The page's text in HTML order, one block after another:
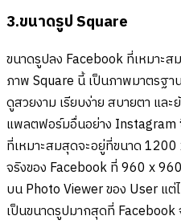
3.ขนาดรูป Square
ขนาดรูปลง Facebook ที่เหมาะ
ภาพ Square นี้ เป็นภาพมาตรฐ
ดูสวยงาม เรียบง่าย สบายตา แล
แพลตฟอร์มอื่นอย่าง Instagram
ที่เหมาะสมสุดจะอยู่ที่ขนาด
จริงของ Facebook ที่ 960 x
บน Photo Viewer ของ User แ
เป็นขนาดรูปมากสุดที่ Facebook